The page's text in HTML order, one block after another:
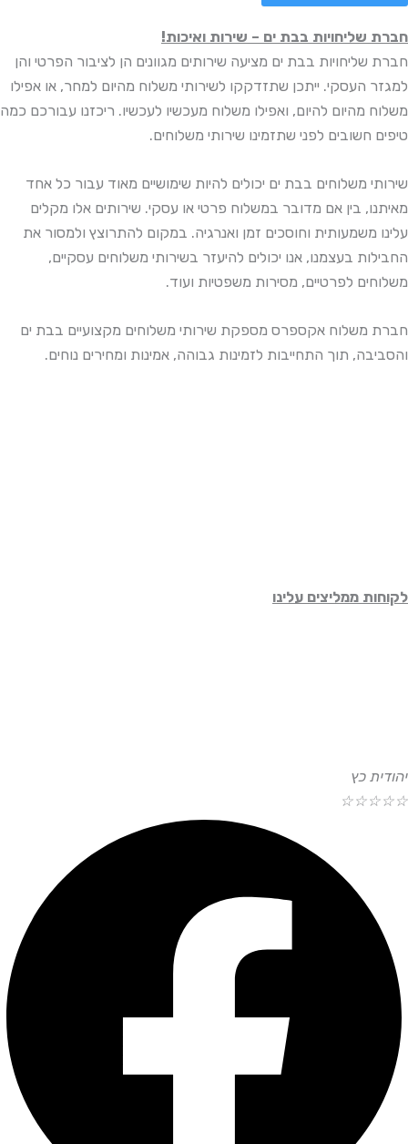
חברת שליחויות בבת ים – שירות ואיכות!
חברת שליחויות בבת ים מציעה שירותים מגוונים הן לציבור הפרטי והן
למגזר העסקי. ייתכן שתזדקקו לשירותי משלוח מהיום למחר, או אפילו
משלוח מהיום להיום, ואפילו משלוח מעכשיו לעכשיו. ריכזנו עבורכם כמה
טיפים חשובים לפני שתזמינו שירותי משלוחים.
שירותי משלוחים בבת ים יכולים להיות שימושיים מאוד עבור כל אחד
מאיתנו, בין אם מדובר במשלוח פרטי או עסקי. שירותים אלו מקלים
עלינו משמעותית וחוסכים זמן ואנרגיה. במקום להתרוצץ ולמסור את
החבילות בעצמנו, אנו יכולים להיעזר בשירותי משלוחים עסקיים,
משלוחים לפרטיים, מסירות משפטיות ועוד.
חברת משלוח אקספרס מספקת שירותי משלוחים מקצועיים בבת ים
והסביבה, תוך התחייבות לזמינות גבוהה, אמינות ומחירים נוחים.
לקוחות ממליצים עלינו
יהודית כץ
☆
☆
☆
☆
☆